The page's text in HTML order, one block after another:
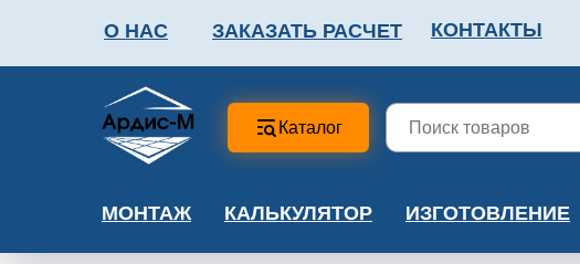
О НАС ЗАКАЗАТЬ РАСЧЕТ КОНТАКТЫ
ФАЛЬШПОЛ
Каталог
МОНТАЖ КАЛЬКУЛЯТОР ИЗГОТОВЛЕНИЕ